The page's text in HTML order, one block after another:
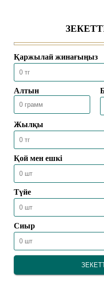
29.11.2023 16138
ӘЙЕЛДЕРДІҢ МЕШІТТЕ НАМАЗ ОҚУЫ
ДҰРЫС ПА?
30.10.2023